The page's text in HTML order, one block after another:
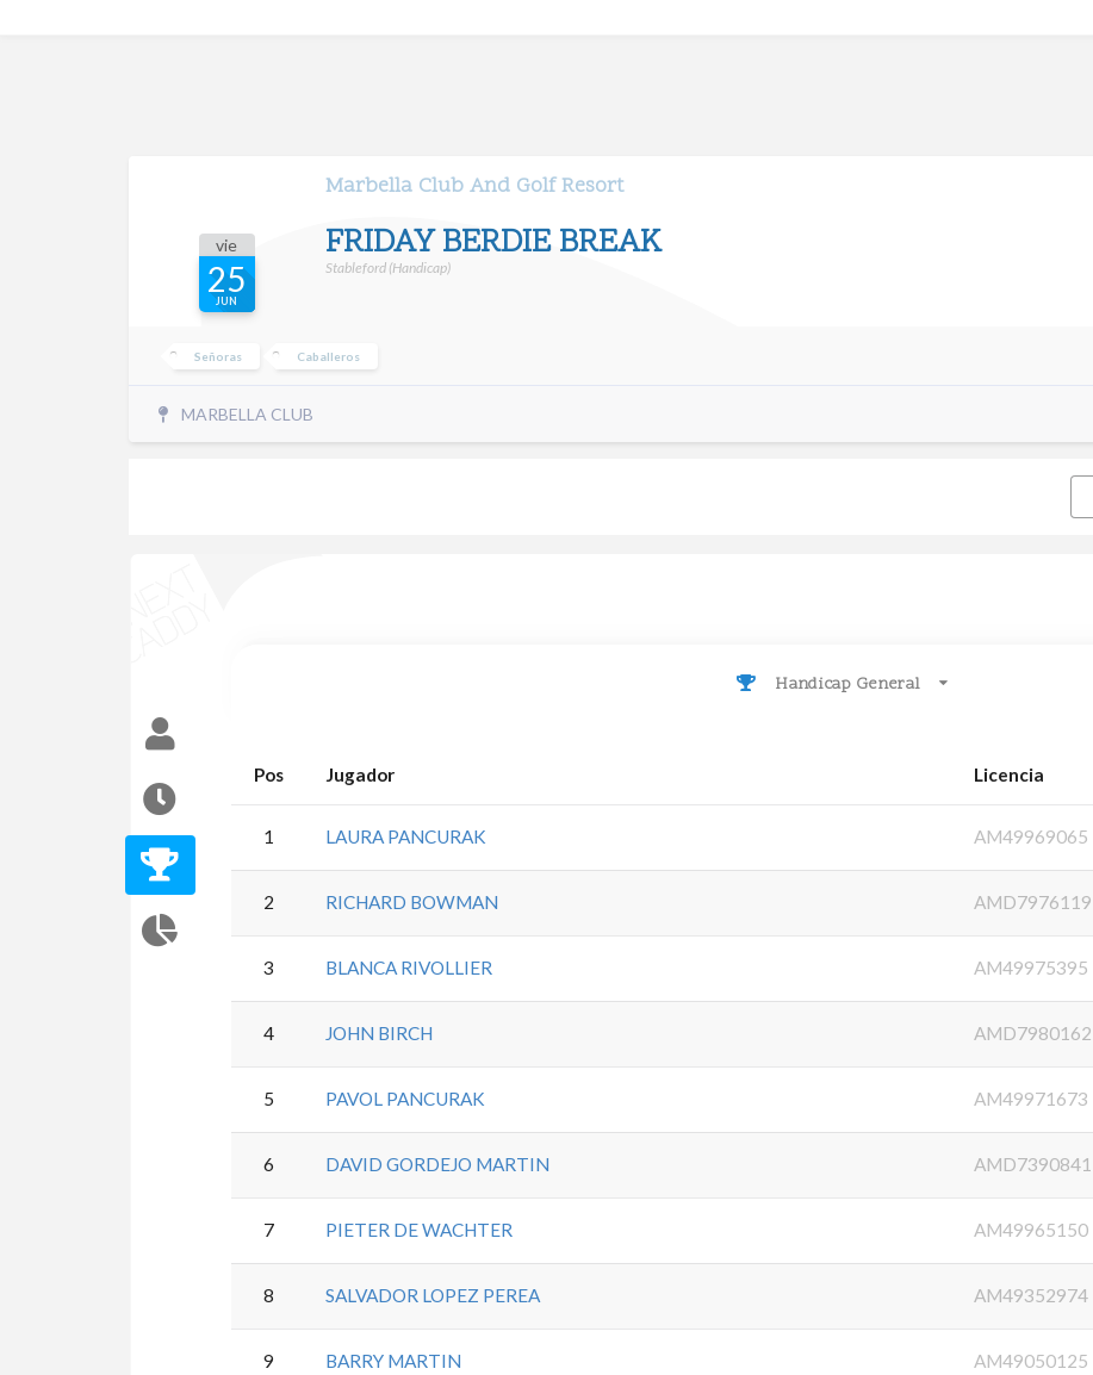
Marbella Club And Golf Resort
vie
25
JUN
FRIDAY BERDIE BREAK
Stableford (Handicap)
Señoras Caballeros
MARBELLA CLUB
Handicap General
Pos Jugador Licencia
1 LAURA PANCURAK AM49969065
2 RICHARD BOWMAN AMD7976119
3 BLANCA RIVOLLIER AM49975395
4 JOHN BIRCH AMD7980162
5 PAVOL PANCURAK AM49971673
6 DAVID GORDEJO MARTIN AMD7390841
7 PIETER DE WACHTER AM49965150
8 SALVADOR LOPEZ PEREA AM49352974
9 BARRY MARTIN AM49050125